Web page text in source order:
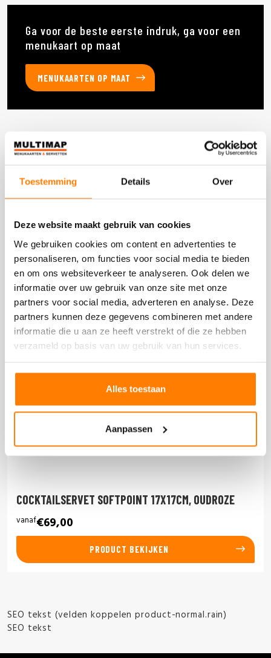
Toestemming Details Over
Deze website maakt gebruik van cookies
We gebruiken cookies om content en advertenties te
personaliseren, om functies voor social media te bieden
en om ons websiteverkeer te analyseren. Ook delen we
informatie over uw gebruik van onze site met onze
partners voor social media, adverteren en analyse. Deze
partners kunnen deze gegevens combineren met andere
informatie die u aan ze heeft verstrekt of die ze hebben
verzameld op basis van uw gebruik van hun services.
Alles toestaan
Aanpassen
Ga voor de beste eerste indruk, ga voor een
menukaart op maat
MENUKAARTEN OP MAAT
Deze producten heb je eerder bekeken
COCKTAILSERVET SOFTPOINT 17X17CM, OUDROZE
vanaf€69,00
PRODUCT BEKIJKEN
SEO tekst (velden koppelen product-normal.rain)
SEO tekst